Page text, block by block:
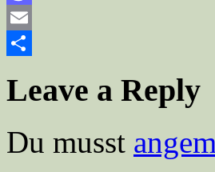
Mastodon
Email
Leave a Reply
Du musst